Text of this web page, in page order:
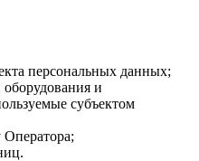
персональных данных;
и
субъектом